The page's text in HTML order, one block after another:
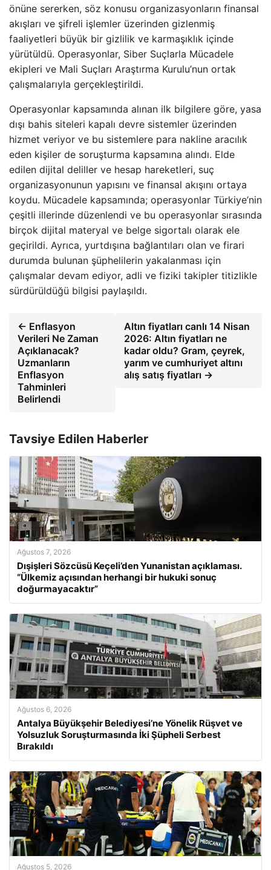
önüne sererken, söz konusu organizasyonların finansal
akışları ve şifreli işlemler üzerinden gizlenmiş
faaliyetleri büyük bir gizlilik ve karmaşıklık içinde
yürütüldü. Operasyonlar, Siber Suçlarla Mücadele
ekipleri ve Mali Suçları Araştırma Kurulu’nun ortak
çalışmalarıyla gerçekleştirildi.
Operasyonlar kapsamında alınan ilk bilgilere göre, yasa
dışı bahis siteleri kapalı devre sistemler üzerinden
hizmet veriyor ve bu sistemlere para nakline aracılık
eden kişiler de soruşturma kapsamına alındı. Elde
edilen dijital deliller ve hesap hareketleri, suç
organizasyonunun yapısını ve finansal akışını ortaya
koydu. Mücadele kapsamında; operasyonlar Türkiye’nin
çeşitli illerinde düzenlendi ve bu operasyonlar sırasında
birçok dijital materyal ve belge sigortalı olarak ele
geçirildi. Ayrıca, yurtdışına bağlantıları olan ve firari
durumda bulunan şüphelilerin yakalanması için
çalışmalar devam ediyor, adli ve fiziki takipler titizlikle
sürdürüldüğü bilgisi paylaşıldı.
← Enflasyon
Verileri Ne Zaman
Açıklanacak?
Uzmanların
Enflasyon
Tahminleri
Belirlendi
Altın fiyatları canlı 14 Nisan
2026: Altın fiyatları ne
kadar oldu? Gram, çeyrek,
yarım ve cumhuriyet altını
alış satış fiyatları →
Tavsiye Edilen Haberler
Ağustos 7, 2026
Dışişleri Sözcüsü Keçeli’den Yunanistan açıklaması.
“Ülkemiz açısından herhangi bir hukuki sonuç
doğurmayacaktır”
Ağustos 6, 2026
Antalya Büyükşehir Belediyesi’ne Yönelik Rüşvet ve
Yolsuzluk Soruşturmasında İki Şüpheli Serbest
Bırakıldı
Ağustos 5, 2026